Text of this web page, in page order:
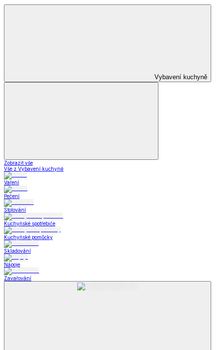
Vybavení kuchyně
Zobrazit vše
Vše z Vybavení kuchyně
Vaření
Pečení
Stolování
Kuchyňské spotřebiče
Kuchyňské pomůcky
Skladování
Nápoje
Zavařování